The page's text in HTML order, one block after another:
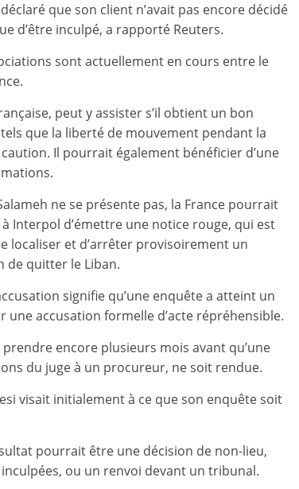
que son client n’avait pas encore décidé
d’être inculpé, a rapporté Reuters.
sont actuellement en cours entre le
peut y assister s’il obtient un bon
que la liberté de mouvement pendant la
Il pourrait également bénéficier d’une
ne se présente pas, la France pourrait
Interpol d’émettre une notice rouge, qui est
localiser et d’arrêter provisoirement un
de quitter le Liban.
signifie qu’une enquête a atteint un
accusation formelle d’acte répréhensible.
encore plusieurs mois avant qu’une
du juge à un procureur, ne soit rendue.
visait initialement à ce que son enquête soit
pourrait être une décision de non-lieu,
ou un renvoi devant un tribunal.